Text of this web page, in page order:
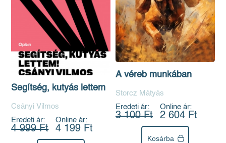
Segítség, kutyás lettem
Csányi Vilmos
Eredeti ár:
4 999 Ft
Online ár:
4 199 Ft
A véreb munkában
Storcz Mátyás
Eredeti ár:
3 100 Ft
Online ár:
2 604 Ft
Kosárba